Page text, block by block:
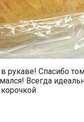
рукаве! Спасибо
Всегда